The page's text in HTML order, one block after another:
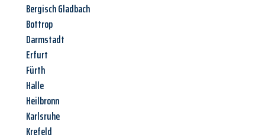
Bergisch Gladbach
Bottrop
Darmstadt
Erfurt
Fürth
Halle
Heilbronn
Karlsruhe
Krefeld